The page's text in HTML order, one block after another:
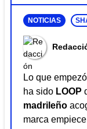
NOTICIAS
Lo que
ha sido LOOP
madrileño
marca